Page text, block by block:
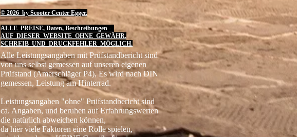
Alle Leistungsangaben mit Prüfstandbericht sind
von uns selbst gemessen auf unseren eigenen
Prüfstand (Amerschläger P4), Es wird nach DIN
gemessen, Leistung am Hinterrad.
Leistungsangaben "ohne" Prüfstandbericht sind
ca. Angaben, und beruhen auf Erfahrungswerten
die natürlich abweichen können,
da hier viele Faktoren eine Rolle spielen,
© 2026 by Scooter Center Egger.
ALLE PREISE, Daten, Beschreibungen -
AUF DIESER WEBSITE OHNE GEWÄHR.
SCHREIB UND DRUCKFEHLER MÖGLICH.